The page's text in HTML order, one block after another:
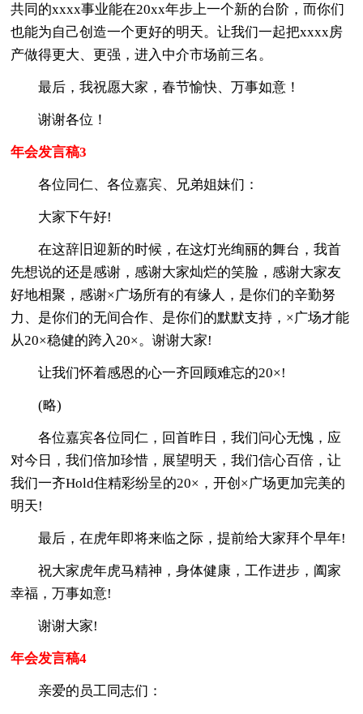
共同的xxxx事业能在20xx年步上一个新的台阶，而你们
也能为自己创造一个更好的明天。让我们一起把xxxx房
产做得更大、更强，进入中介市场前三名。
最后，我祝愿大家，春节愉快、万事如意！
谢谢各位！
年会发言稿3
各位同仁、各位嘉宾、兄弟姐妹们：
大家下午好!
在这辞旧迎新的时候，在这灯光绚丽的舞台，我首
先想说的还是感谢，感谢大家灿烂的笑脸，感谢大家友
好地相聚，感谢×广场所有的有缘人，是你们的辛勤努
力、是你们的无间合作、是你们的默默支持，×广场才能
从20×稳健的跨入20×。谢谢大家!
让我们怀着感恩的心一齐回顾难忘的20×!
(略)
各位嘉宾各位同仁，回首昨日，我们问心无愧，应
对今日，我们倍加珍惜，展望明天，我们信心百倍，让
我们一齐Hold住精彩纷呈的20×，开创×广场更加完美的
明天!
最后，在虎年即将来临之际，提前给大家拜个早年!
祝大家虎年虎马精神，身体健康，工作进步，阖家
幸福，万事如意!
谢谢大家!
年会发言稿4
亲爱的员工同志们：